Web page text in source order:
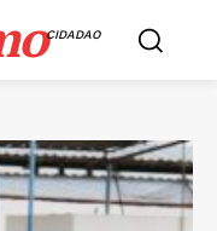
CIDADAO